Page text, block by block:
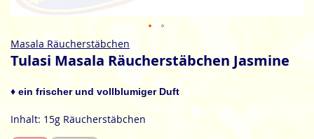
Zum
Anfang
Bildgalerie
springen
Masala Räucherstäbchen
Tulasi Masala Räucherstäbchen Jasmine
♦ ein frischer und vollblumiger Duft
Inhalt: 15g Räucherstäbchen